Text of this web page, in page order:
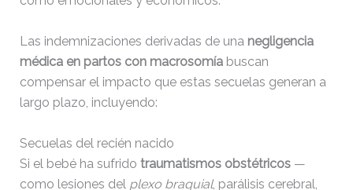
Las indemnizaciones derivadas de una negligencia
médica en partos con macrosomíabuscan
compensar el impacto que estas secuelas generan a
largo plazo, incluyendo:
Secuelas del recién nacido
Si el bebé ha sufrido traumatismos obstétricos—
como lesiones del plexo braquial, parálisis cerebral,